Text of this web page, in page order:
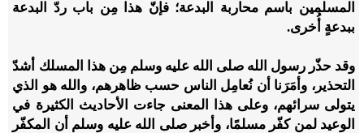
المسلمين باسم محاربة البدعة؛ فإنّ هذا مِن باب ردّ البدعة
ببدعةٍ أُخرى.
وقد حذّر رسول الله صلى الله عليه وسلم مِن هذا المسلك أشدّ
التحذير، وأمَرَنا أن نُعامِل الناس حسب ظاهرهم، والله هو الذي
يتولى سرائهم، وعلى هذا المعنى جاءت الأحاديث الكثيرة في
الوعيد لمن كفّر مسلمًا، وأخبر صلى الله عليه وسلم أن المكفّر